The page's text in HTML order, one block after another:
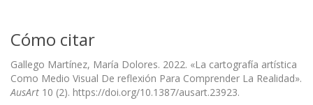
Cómo citar
Gallego Martínez, María Dolores. 2022. «La cartografía artística
Como Medio Visual De reflexión Para Comprender La Realidad».
AusArt 10 (2). https://doi.org/10.1387/ausart.23923.